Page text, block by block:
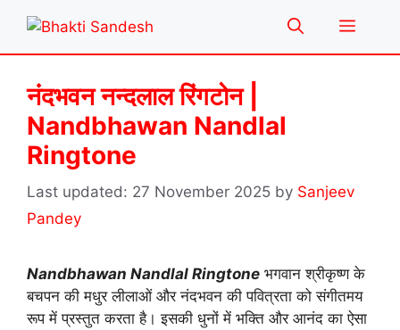
content
Menu
नंदभवन नन्दलाल रिंगटोन |
Nandbhawan Nandlal
Ringtone
27 November 2025 by Sanjeev
Pandey
Nandbhawan Nandlal Ringtone भगवान श्रीकृष्ण के
बचपन की मधुर लीलाओं और नंदभवन की पवित्रता को संगीतमय
रूप में प्रस्तुत करता है। इसकी धुनों में भक्ति और आनंद का ऐसा